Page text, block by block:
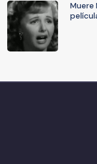
Muere